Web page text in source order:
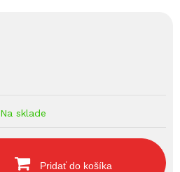
Na sklade
Pridať do košíka